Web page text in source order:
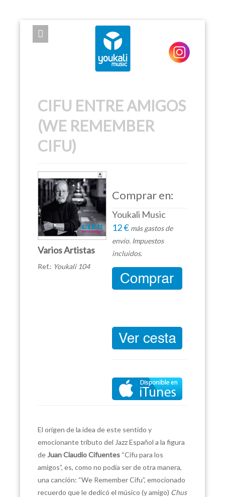
EXPOSE FRAMEWORK FOR JOOMLA 2.5 AND 3.0+
CIFU ENTRE AMIGOS
(WE REMEMBER
CIFU)
Varios Artistas
Ref.: Youkali 104
Comprar en:
Youkali Music
12 € más gastos de
envío. Impuestos
incluidos.
El origen de la idea de este sentido y
emocionante tributo del Jazz Español a la figura
de Juan Claudio Cifuentes “Cifu para los
amigos”, es, como no podía ser de otra manera,
una canción: “We Remember Cifu”, emocionado
recuerdo que le dedicó el músico (y amigo) Chus